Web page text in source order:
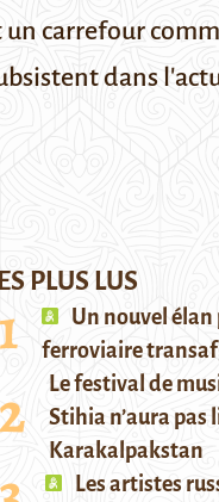
un carrefour
dans
PLUS LUS
Un nouvel
ferroviaire
Le festival de
Stihia n’aura pas
Karakalpakstan
Les artistes